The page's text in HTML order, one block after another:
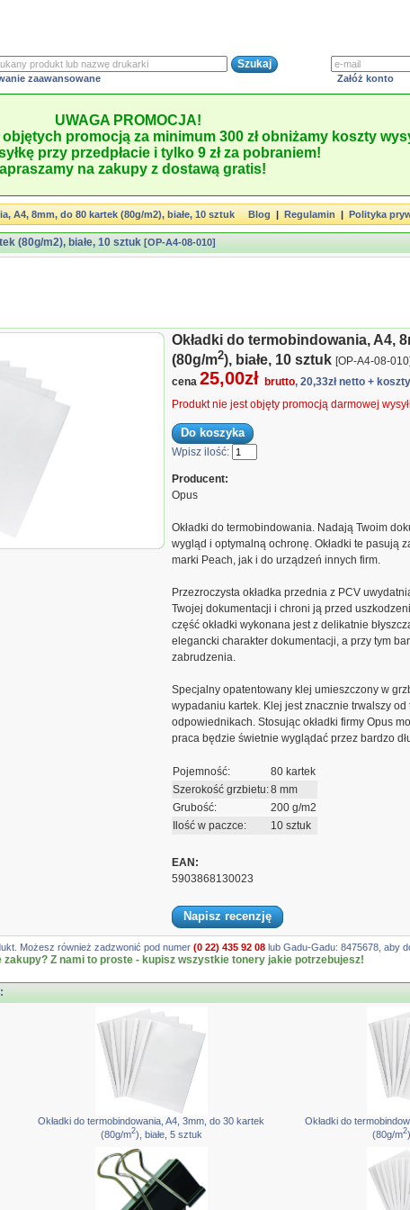
zaawansowane Załóż konto
UWAGA PROMOCJA!
promocją za minimum 300 zł obniżamy koszty
przy przedpłacie i tylko 9 zł za pobraniem!
na zakupy z dostawą gratis!
A4, 8mm, do 80 kartek (80g/m2), białe, 10 sztuk Blog|Regulamin|Polityka
(80g/m2), białe, 10 sztuk [OP-A4-08-010]
8mm, do 80
Okładki do termobindowania, A4,
(80g/m2), białe, 10 sztuk [OP-A4-08-010]
cena 25,00zł brutto, 20,33zł netto +
Produkt nie jest objęty promocją darmowej
Wpisz ilość:
Producent:
Opus
Okładki do termobindowania. Nadają Twoim
wygląd i optymalną ochronę. Okładki te pasują
marki Peach, jak i do urządzeń innych firm.
Przezroczysta okładka przednia z PCV
Twojej dokumentacji i chroni ją przed
część okładki wykonana jest z delikatnie
elegancki charakter dokumentacji, a przy tym
zabrudzenia.
Specjalny opatentowany klej umieszczony w
wypadaniu kartek. Klej jest znacznie trwalszy
odpowiednikach. Stosując okładki firmy Opus
praca będzie świetnie wyglądać przez bardzo
Pojemność:
80 kartek
Szerokość grzbietu:8 mm
Grubość:
200 g/m2
Ilość w paczce:
10 sztuk
EAN:
5903868130023
Napisz recenzję
Możesz również zadzwonić pod numer (0 22) 435 92 08lub Gadu-Gadu: 8475678, aby
zakupy? Z nami to proste - kupisz wszystkie tonery jakie potrzebujesz!
Okładki do termobindowania, A4, 3mm, do 30 kartek
(80g/m2), białe, 5 sztuk
Okładki do
(80g/m2